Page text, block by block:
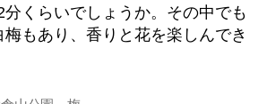
分くらいでしょうか。その中でも
もあり、香りと花を楽しんでき